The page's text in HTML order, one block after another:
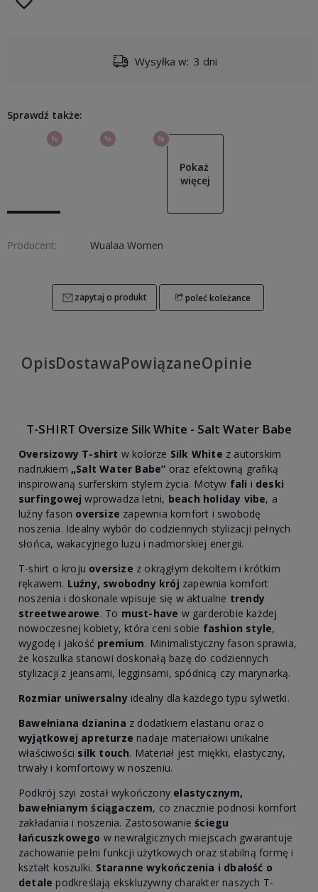
Wysyłka w: 3 dni
Sprawdź także:
% % %
Pokaż
więcej
Producent: Wualaa Women
zapytaj o produkt poleć koleżance
OpisDostawaPowiązaneOpinie
T-SHIRT Oversize Silk White - Salt Water Babe
Oversizowy T-shirt w kolorze Silk White z autorskim
nadrukiem „Salt Water Babe” oraz efektowną grafiką
inspirowaną surferskim stylem życia. Motyw fali i deski
surfingowej wprowadza letni, beach holiday vibe, a
luźny fason oversize zapewnia komfort i swobodę
noszenia. Idealny wybór do codziennych stylizacji pełnych
słońca, wakacyjnego luzu i nadmorskiej energii.
T-shirt o kroju oversize z okrągłym dekoltem i krótkim
rękawem. Luźny, swobodny krój zapewnia komfort
noszenia i doskonale wpisuje się w aktualne trendy
streetwearowe. To must-have w garderobie każdej
nowoczesnej kobiety, która ceni sobie fashion style,
wygodę i jakość premium. Minimalistyczny fason sprawia,
że koszulka stanowi doskonałą bazę do codziennych
stylizacji z jeansami, legginsami, spódnicą czy marynarką.
Rozmiar uniwersalnyidealny dla każdego typu sylwetki.
Bawełniana dzianina z dodatkiem elastanu oraz o
wyjątkowej apreturze nadaje materiałowi unikalne
właściwości silk touch. Materiał jest miękki, elastyczny,
trwały i komfortowy w noszeniu.
Podkrój szyi został wykończony elastycznym,
bawełnianym ściągaczem, co znacznie podnosi komfort
zakładania i noszenia. Zastosowanieściegu
łańcuszkowego w newralgicznych miejscach gwarantuje
zachowanie pełni funkcji użytkowych oraz stabilną formę i
kształt koszulki. Staranne wykończenia i dbałość o
detale podkreślają ekskluzywny charakter naszych T-